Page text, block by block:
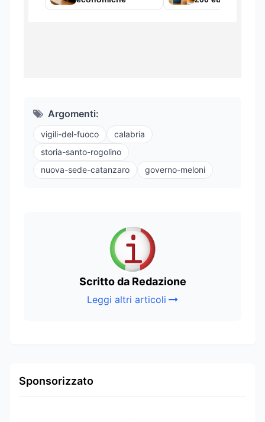
Argomenti:
vigili-del-fuoco
calabria
storia-santo-rogolino
nuova-sede-catanzaro
governo-meloni
Scritto da Redazione
Leggi altri articoli
Sponsorizzato